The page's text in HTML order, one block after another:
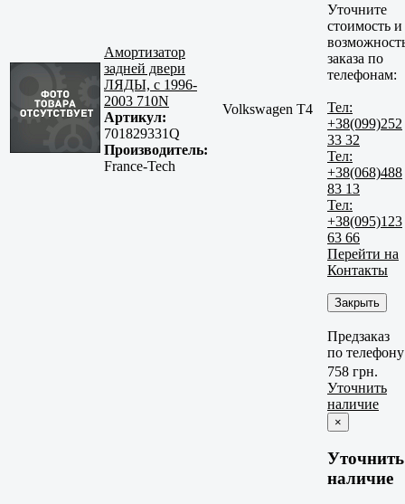
Амортизатор
задней двери
ЛЯДЫ, с 1996-
2003 710N
Артикул:
701829331Q
Производитель:
France-Tech
Volkswagen T4
Уточните
стоимость и
заказа по
телефонам:
Тел:
+38(099)252
33 32
Тел:
+38(068)488
83 13
Тел:
+38(095)123
63 66
Перейти на
Контакты
Закрыть
Предзаказ
по телефону
758 грн.
Уточнить
наличие
×
Уточнить
наличие